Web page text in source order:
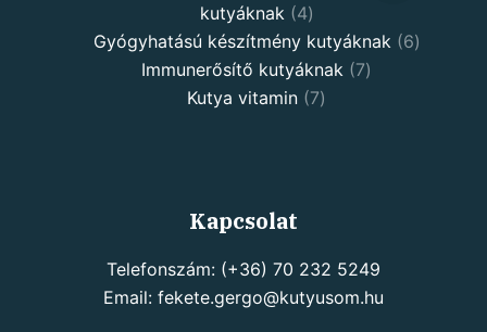
kutyáknak
44
products
Gyógyhatású készítmény kutyáknak 66
Immunerősítő kutyáknak 77
Kutya vitamin 77
Kapcsolat
Telefonszám: (+36) 70 232 5249
Email: fekete.gergo@kutyusom.hu